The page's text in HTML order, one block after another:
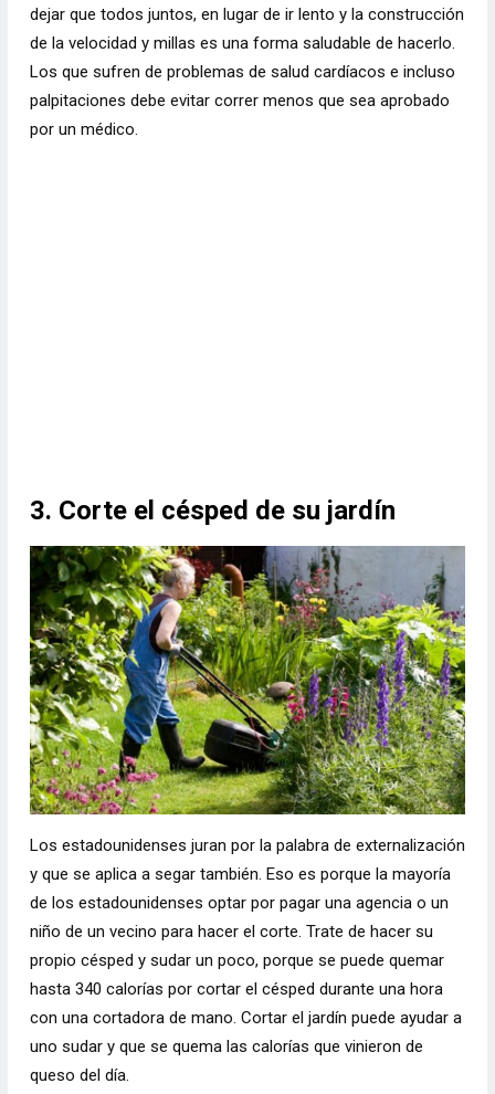
dejar que todos juntos, en lugar de ir lento y la construcción
de la velocidad y millas es una forma saludable de hacerlo.
Los que sufren de problemas de salud cardíacos e incluso
palpitaciones debe evitar correr menos que sea aprobado
por un médico.
3. Corte el césped de su jardín
Los estadounidenses juran por la palabra de externalización
y que se aplica a segar también. Eso es porque la mayoría
de los estadounidenses optar por pagar una agencia o un
niño de un vecino para hacer el corte. Trate de hacer su
propio césped y sudar un poco, porque se puede quemar
hasta 340 calorías por cortar el césped durante una hora
con una cortadora de mano. Cortar el jardín puede ayudar a
uno sudar y que se quema las calorías que vinieron de
queso del día.